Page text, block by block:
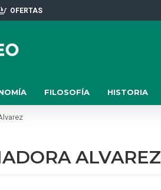
OFERTAS
FILOSOFÍA HISTORIA
ALVAREZ